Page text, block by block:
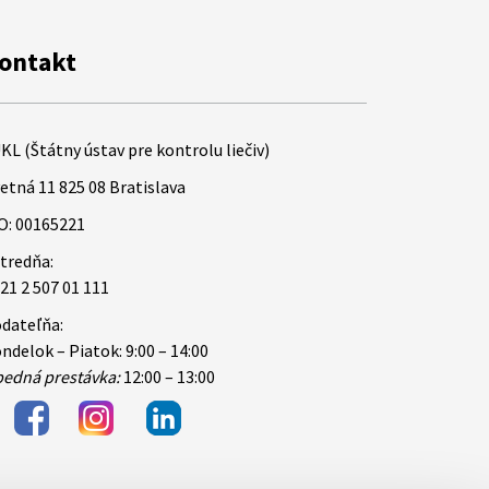
(Štátny ústav pre kontrolu liečiv)
11 825 08 Bratislava
00165221
2 507 01 111
– Piatok: 9:00 – 14:00
prestávka:12:00 – 13:00